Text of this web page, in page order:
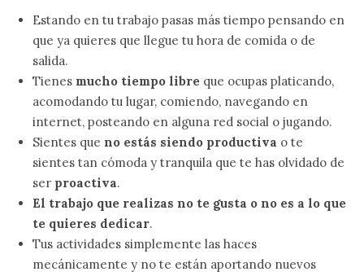
Estando en tu trabajo pasas más tiempo pensando en
que ya quieres que llegue tu hora de comida o de
salida.
Tienes mucho tiempo libre que ocupas platicando,
acomodando tu lugar, comiendo, navegando en
internet, posteando en alguna red social o jugando.
Sientes que no estás siendo productiva o te
sientes tan cómoda y tranquila que te has olvidado de
ser proactiva.
El trabajo que realizas no te gusta o no es a lo que
te quieres dedicar.
Tus actividades simplemente las haces
mecánicamente y no te están aportando nuevos